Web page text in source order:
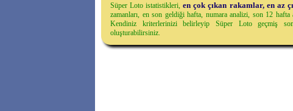
Süper Loto istatistikleri,en çok çıkan rakamlar, en az
zamanları, en son geldiği hafta, numara analizi, son 12
Kendiniz kriterlerinizi belirleyip Süper Loto geçmiş
oluşturabilirsiniz.